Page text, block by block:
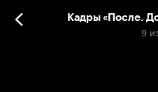
Кадры «После.
9